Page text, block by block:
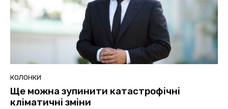
КОЛОНКИ
Ще можна зупинити катастрофічні
кліматичні зміни